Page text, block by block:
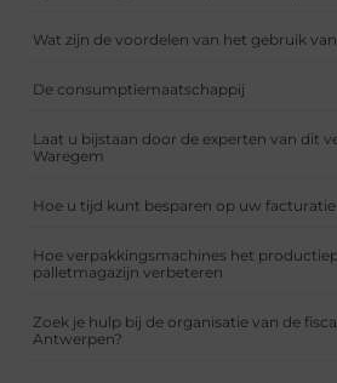
Wat zijn de voordelen van het gebruik
De consumptiemaatschappij
Laat u bijstaan door de experten van dit
Waregem
Hoe u tijd kunt besparen op uw facturatie
Hoe verpakkingsmachines het
palletmagazijn verbeteren
Zoek je hulp bij de organisatie van de
Antwerpen?